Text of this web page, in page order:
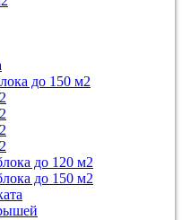
до 150 м2
до 120 м2
до 150 м2